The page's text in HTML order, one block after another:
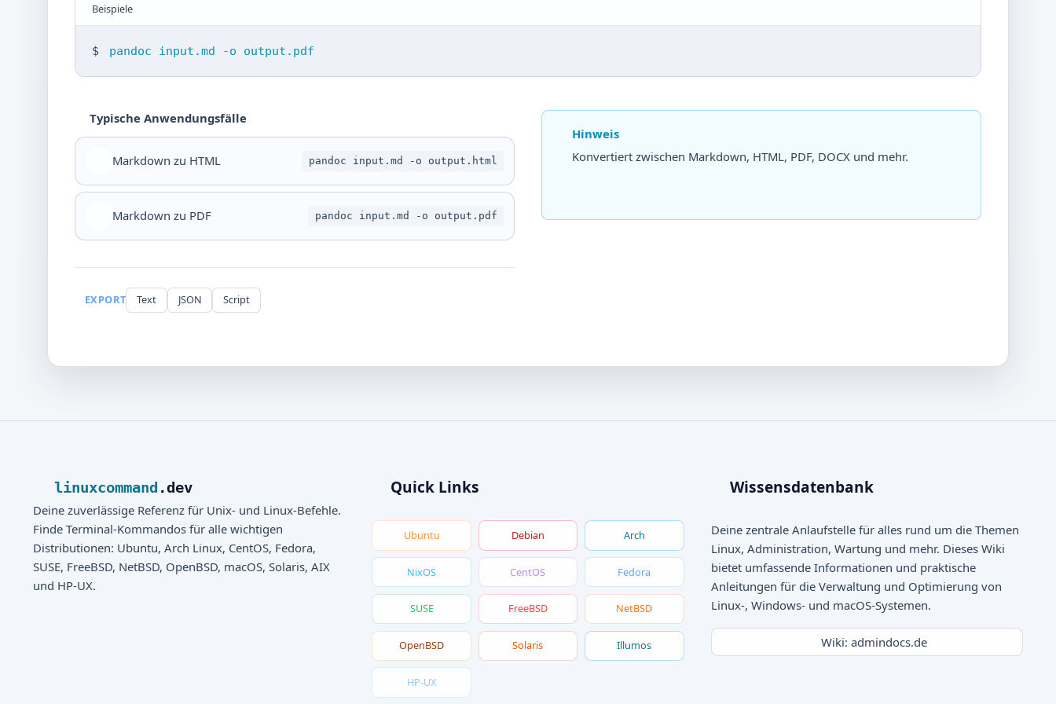
Beispiele
$ pandoc input.md -o output.pdf
Typische Anwendungsfälle
Markdown zu HTML pandoc input.md -o output.html
Markdown zu PDF pandoc input.md -o output.pdf
Hinweis
Konvertiert zwischen Markdown, HTML, PDF, DOCX und mehr.
EXPORT Text JSON Script
linuxcommand .dev
Deine zuverlässige Referenz für Unix- und Linux-Befehle.
Finde Terminal-Kommandos für alle wichtigen
Distributionen: Ubuntu, Arch Linux, CentOS, Fedora,
SUSE, FreeBSD, NetBSD, OpenBSD, macOS, Solaris, AIX
und HP-UX.
Quick Links
Ubuntu Debian Arch
NixOS CentOS Fedora
SUSE FreeBSD NetBSD
OpenBSD Solaris Illumos
HP-UX
Wissensdatenbank
Deine zentrale Anlaufstelle für alles rund um die Themen
Linux, Administration, Wartung und mehr. Dieses Wiki
bietet umfassende Informationen und praktische
Anleitungen für die Verwaltung und Optimierung von
Linux-, Windows- und macOS-Systemen.
Wiki: admindocs.de